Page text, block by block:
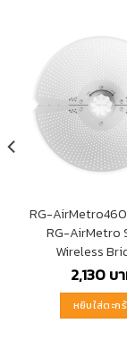
RG-
RG-AirMetro
Wireless
2,130บ
หยิบใส่ตะก